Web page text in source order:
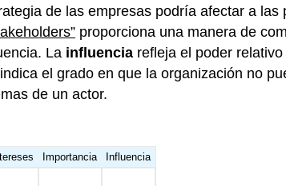
de las empresas podría afectar a las
proporciona una manera de
La influencia refleja el poder
indica el grado en que la organización no
de un actor.
Importancia
Influencia